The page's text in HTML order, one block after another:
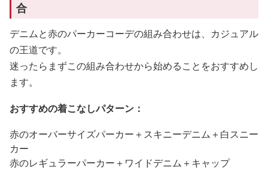
合
デニムと赤のパーカーコーデの組み合わせは、カジュアル
の王道です。
迷ったらまずこの組み合わせから始めることをおすすめし
ます。
おすすめの着こなしパターン：
赤のオーバーサイズパーカー＋スキニーデニム＋白スニー
カー
赤のレギュラーパーカー＋ワイドデニム＋キャップ